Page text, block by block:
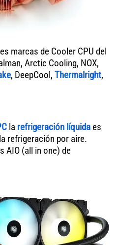
marcas de Cooler CPU del
Arctic Cooling, NOX,
, DeepCool, Thermalright,
la refrigeración líquida es
refrigeración por aire.
AIO (all in one) de